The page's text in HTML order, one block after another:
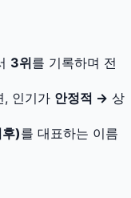
3위를 기록하며 전
, 인기가 안정적 → 상
)를 대표하는 이름